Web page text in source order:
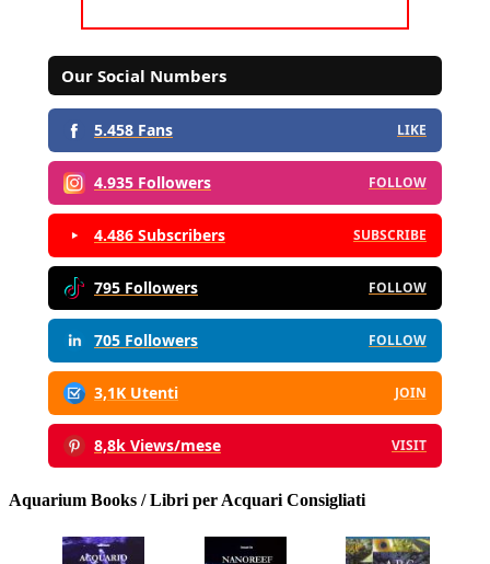
Our Social Numbers
5.458 Fans LIKE
4.935 Followers FOLLOW
4.486 Subscribers SUBSCRIBE
795 Followers FOLLOW
705 Followers FOLLOW
3,1K Utenti JOIN
8,8k Views/mese VISIT
Aquarium Books / Libri per Acquari Consigliati